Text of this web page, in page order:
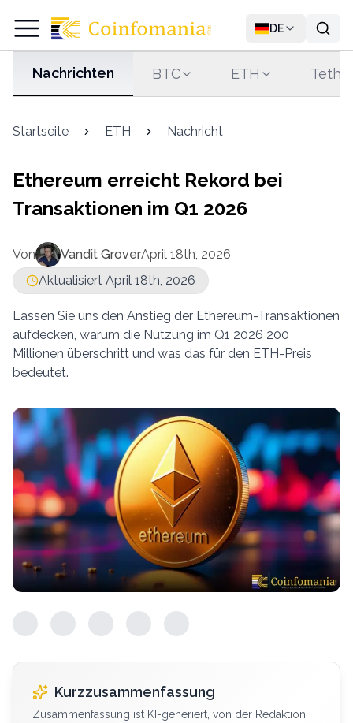
DE
Nachrichten BTC ETH
Startseite ETH Nachricht
Ethereum erreicht Rekord bei
Transaktionen im Q1 2026
Von Vandit GroverApril 18th, 2026
Aktualisiert April 18th, 2026
Lassen Sie uns den Anstieg der Ethereum-Transaktionen
aufdecken, warum die Nutzung im Q1 2026 200
Millionen überschritt und was das für den ETH-Preis
bedeutet.
Kurzzusammenfassung
Zusammenfassung ist KI-generiert, von der Redaktion